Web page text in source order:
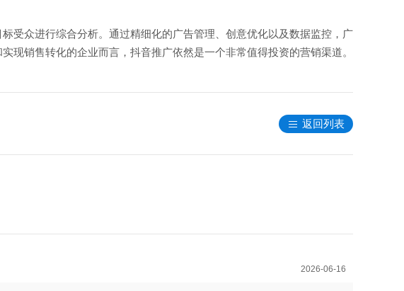
受众进行综合分析。通过精细化的广告管理、创意优化以及数据监控，广
销售转化的企业而言，抖音推广依然是一个非常值得投资的营销渠道。
返回列表
2026-06-16